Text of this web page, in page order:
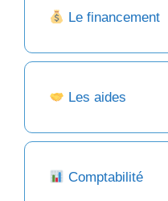
Le financement
Les aides
Comptabilité